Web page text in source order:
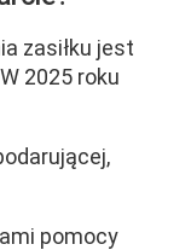
zasiłku jest
2025 roku
pomocy